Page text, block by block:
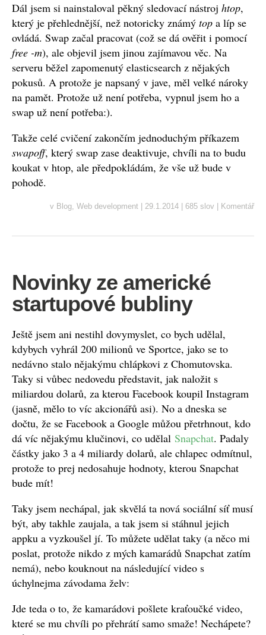
Dál jsem si nainstaloval pěkný sledovací nástroj htop,
který je přehlednější, než notoricky známý top a líp se
ovládá. Swap začal pracovat (což se dá ověřit i pomocí
free -m), ale objevil jsem jinou zajímavou věc. Na
serveru běžel zapomenutý elasticsearch z nějakých
pokusů. A protože je napsaný v jave, měl velké nároky
na pamět. Protože už není potřeba, vypnul jsem ho a
swap už není potřeba:).
Takže celé cvičení zakončím jednoduchým příkazem
swapoff, který swap zase deaktivuje, chvíli na to budu
koukat v htop, ale předpokládám, že vše už bude v
pohodě.
v Blog, Web development 29.1.2014 685 slov Komentář
Novinky ze americké
startupové bubliny
Ještě jsem ani nestihl dovymyslet, co bych udělal,
kdybych vyhrál 200 milionů ve Sportce, jako se to
nedávno stalo nějakýmu chlápkovi z Chomutovska.
Taky si vůbec nedovedu představit, jak naložit s
miliardou dolarů, za kterou Facebook koupil Instagram
(jasně, mělo to víc akcionářů asi). No a dneska se
dočtu, že se Facebook a Google můžou přetrhnout, kdo
dá víc nějakýmu klučinovi, co udělal Snapchat. Padaly
částky jako 3 a 4 miliardy dolarů, ale chlapec odmítnul,
protože to prej nedosahuje hodnoty, kterou Snapchat
bude mít!
Taky jsem nechápal, jak skvělá ta nová sociální síť musí
být, aby takhle zaujala, a tak jsem si stáhnul jejich
appku a vyzkoušel jí. To můžete udělat taky (a něco mi
poslat, protože nikdo z mých kamarádů Snapchat zatím
nemá), nebo kouknout na následující video s
úchylnejma závodama želv:
Jde teda o to, že kamarádovi pošlete kraťoučké video,
které se mu chvíli po přehrátí samo smaže! Nechápete?